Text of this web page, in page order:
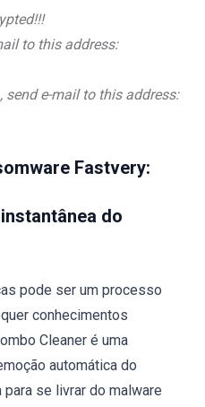
to this address:
send e-mail to this address:
Fastvery:
do
pode ser um processo
conhecimentos
Cleaner é uma
automática do
se livrar do malware